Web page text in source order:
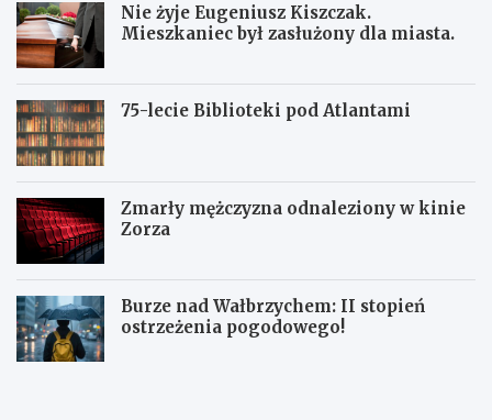
Nie żyje Eugeniusz Kiszczak.
Mieszkaniec był zasłużony dla miasta.
75-lecie Biblioteki pod Atlantami
Zmarły mężczyzna odnaleziony w kinie
Zorza
Burze nad Wałbrzychem: II stopień
ostrzeżenia pogodowego!
Z
W
W